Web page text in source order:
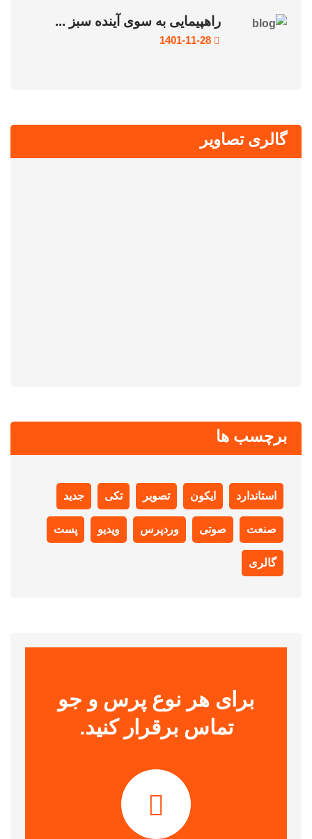
راهپیمایی به سوی آینده سبز ...
1401-11-28
گالری تصاویر
برچسب ها
استاندارد ایکون تصویر تکی جدید
صنعت صوتی وردپرس ویدیو پست
گالری
برای هر نوع پرس و جو
تماس برقرار کنید.